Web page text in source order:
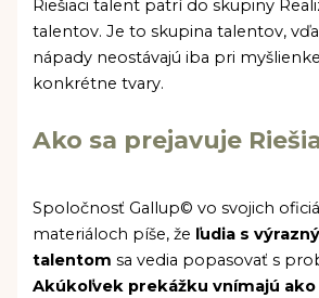
Riešiaci talent patrí do skupiny
talentov. Je to skupina talentov,
nápady neostávajú iba pri
konkrétne tvary.
Ako sa prejavuje
Spoločnosť Gallup© vo svojich
materiáloch píše, že ľudia s
talentom sa vedia popasovať s
Akúkoľvek prekážku vnímajú